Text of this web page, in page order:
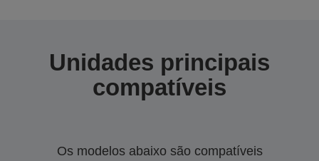
Unidades principais
compatíveis
Os modelos abaixo são compatíveis